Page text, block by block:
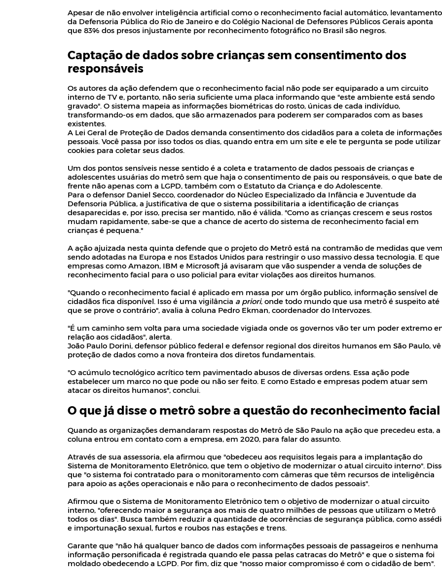
Apesar de não envolver inteligência artificial como o reconhecimento facial automático, levantamento
da Defensoria Pública do Rio de Janeiro e do Colégio Nacional de Defensores Públicos Gerais aponta
que 83% dos presos injustamente por reconhecimento fotográfico no Brasil são negros.
Captação de dados sobre crianças sem consentimento dos
responsáveis
Os autores da ação defendem que o reconhecimento facial não pode ser equiparado a um circuito
interno de TV e, portanto, não seria suficiente uma placa informando que "este ambiente está sendo
gravado". O sistema mapeia as informações biométricas do rosto, únicas de cada indivíduo,
transformando-os em dados, que são armazenados para poderem ser comparados com as bases
existentes.
A Lei Geral de Proteção de Dados demanda consentimento dos cidadãos para a coleta de informações
pessoais. Você passa por isso todos os dias, quando entra em um site e ele te pergunta se pode utilizar
cookies para coletar seus dados.
Um dos pontos sensíveis nesse sentido é a coleta e tratamento de dados pessoais de crianças e
adolescentes usuárias do metrô sem que haja o consentimento de pais ou responsáveis, o que bate de
frente não apenas com a LGPD, também com o Estatuto da Criança e do Adolescente.
Para o defensor Daniel Secco, coordenador do Núcleo Especializado da Infância e Juventude da
Defensoria Pública, a justificativa de que o sistema possibilitaria a identificação de crianças
desaparecidas e, por isso, precisa ser mantido, não é válida. "Como as crianças crescem e seus rostos
mudam rapidamente, sabe-se que a chance de acerto do sistema de reconhecimento facial em
crianças é pequena."
A ação ajuizada nesta quinta defende que o projeto do Metrô está na contramão de medidas que
sendo adotadas na Europa e nos Estados Unidos para restringir o uso massivo dessa tecnologia. E que
empresas como Amazon, IBM e Microsoft já avisaram que vão suspender a venda de soluções de
reconhecimento facial para o uso policial para evitar violações aos direitos humanos.
"Quando o reconhecimento facial é aplicado em massa por um órgão publico, informação sensível de
cidadãos fica disponível. Isso é uma vigilância a priori, onde todo mundo que usa metrô é suspeito até
que se prove o contrário", avalia à coluna Pedro Ekman, coordenador do Intervozes.
"É um caminho sem volta para uma sociedade vigiada onde os governos vão ter um poder extremo
relação aos cidadãos", alerta.
João Paulo Dorini, defensor público federal e defensor regional dos direitos humanos em São Paulo,
proteção de dados como a nova fronteira dos diretos fundamentais.
"O acúmulo tecnológico acrítico tem pavimentado abusos de diversas ordens. Essa ação pode
estabelecer um marco no que pode ou não ser feito. E como Estado e empresas podem atuar sem
atacar os direitos humanos", conclui.
O que já disse o metrô sobre a questão do reconhecimento facial
Quando as organizações demandaram respostas do Metrô de São Paulo na ação que precedeu esta, a
coluna entrou em contato com a empresa, em 2020, para falar do assunto.
Através de sua assessoria, ela afirmou que "obedeceu aos requisitos legais para a implantação do
Sistema de Monitoramento Eletrônico, que tem o objetivo de modernizar o atual circuito interno".
que "o sistema foi contratado para o monitoramento com câmeras que têm recursos de inteligência
para apoio as ações operacionais e não para o reconhecimento de dados pessoais".
Afirmou que o Sistema de Monitoramento Eletrônico tem o objetivo de modernizar o atual circuito
interno, "oferecendo maior a segurança aos mais de quatro milhões de pessoas que utilizam o Metrô
todos os dias". Busca também reduzir a quantidade de ocorrências de segurança pública, como
e importunação sexual, furtos e roubos nas estações e trens.
Garante que "não há qualquer banco de dados com informações pessoais de passageiros e nenhuma
informação personificada é registrada quando ele passa pelas catracas do Metrô" e que o sistema foi
moldado obedecendo a LGPD. Por fim, diz que "nosso maior compromisso é com o cidadão de bem".